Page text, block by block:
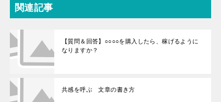
関連記事
【質問＆回答】○○○○を購入したら、稼げるように
なりますか？
共感を呼ぶ 文章の書き方